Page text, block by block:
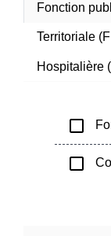
Fonction
Territoriale
Hospitalière
check_box_outline_blank
check_box_outline_blank